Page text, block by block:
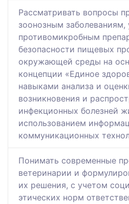
Рассматривать вопросы
зоонозным заболеваниям,
противомикробным
безопасности пищевых
окружающей среды на
концепции «Единое
навыками анализа и
возникновения и
инфекционных болезней
использованием
коммуникационных
Понимать современные
ветеринарии и
их решения, с учетом
этических норм